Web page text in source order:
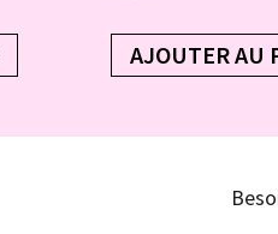
AJOUTER AU